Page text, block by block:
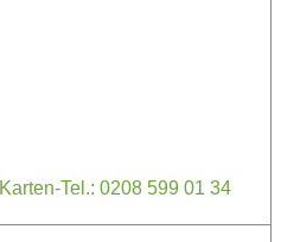
Karten-Tel.: 0208 599 01 34